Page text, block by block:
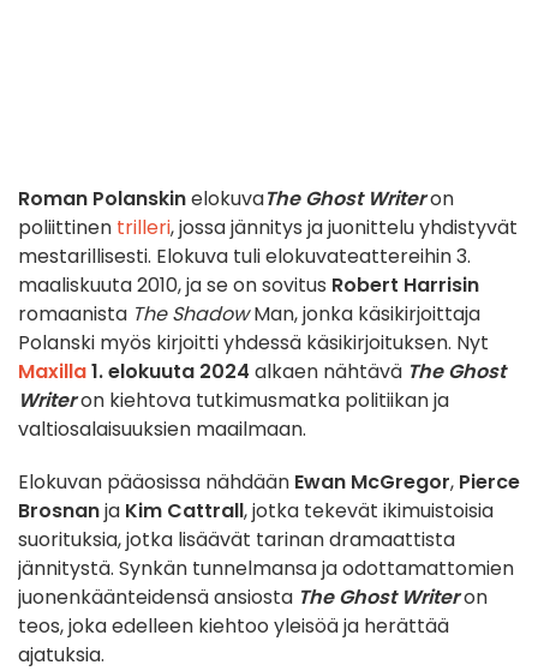
Roman PolanskinelokuvaThe Ghost Writeron
poliittinen trilleri, jossa jännitys ja juonittelu yhdistyvät
mestarillisesti. Elokuva tuli elokuvateattereihin 3.
maaliskuuta 2010, ja se on sovitus Robert Harrisin
romaanista The ShadowMan, jonka käsikirjoittaja
Polanski myös kirjoitti yhdessä käsikirjoituksen. Nyt
Maxilla1. elokuuta 2024 alkaen nähtävä The Ghost
Writeron kiehtova tutkimusmatka politiikan ja
valtiosalaisuuksien maailmaan.
Elokuvan pääosissa nähdään Ewan McGregor, Pierce
Brosnanja Kim Cattrall, jotka tekevät ikimuistoisia
suorituksia, jotka lisäävät tarinan dramaattista
jännitystä. Synkän tunnelmansa ja odottamattomien
juonenkäänteidensä ansiosta The Ghost Writeron
teos, joka edelleen kiehtoo yleisöä ja herättää
ajatuksia.